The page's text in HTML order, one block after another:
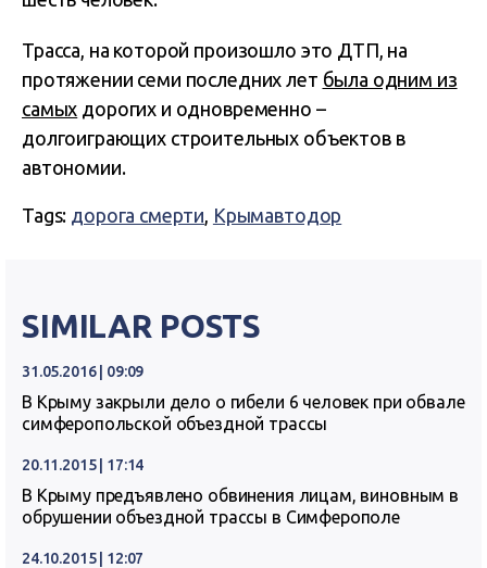
Трасса, на которой произошло это ДТП, на
протяжении семи последних лет была одним из
самых дорогих и одновременно –
долгоиграющих строительных объектов в
автономии.
Tags: дорога смерти, Крымавтодор
SIMILAR POSTS
31.05.2016 | 09:09
В Крыму закрыли дело о гибели 6 человек при обвале
симферопольской объездной трассы
20.11.2015 | 17:14
В Крыму предъявлено обвинения лицам, виновным в
обрушении объездной трассы в Симферополе
24.10.2015 | 12:07